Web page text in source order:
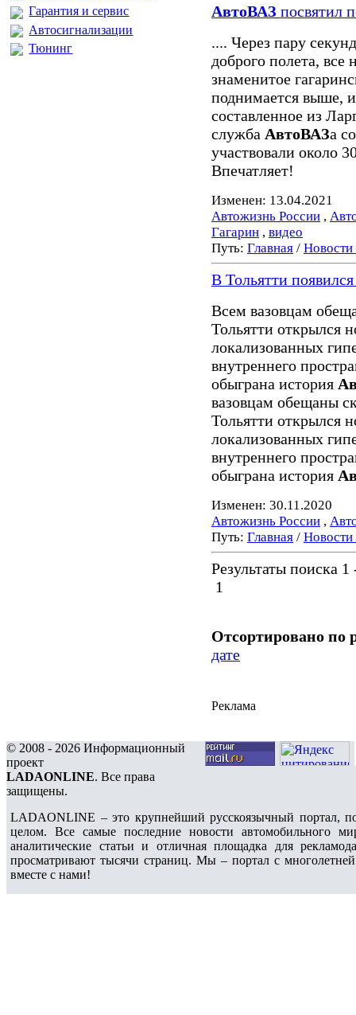
Гарантия и сервис
Автосигнализации
Тюнинг
АвтоВАЗ посвятил
.... Через пару
доброго полета, все
знаменитое
поднимается выше, и
составленное из
служба АвтоВАЗа
участвовали около
Впечатляет!
Изменен: 13.04.2021
Автожизнь России ,
Гагарин , видео
Путь: Главная /
В Тольятти
Всем вазовцам
Тольятти открылся
локализованных
внутреннего
обыграна история
вазовцам обещаны
Тольятти открылся
локализованных
внутреннего
обыграна история
Изменен: 30.11.2020
Автожизнь России ,
Путь: Главная /
Результаты поиска 1
1
Отсортировано по
дате
Реклама
© 2008 - 2026 Информационный
проект
LADAONLINE. Все права
защищены.
LADAONLINE – это крупнейший русскоязычный портал,
целом. Все самые последние новости автомобильного
аналитические статьи и отличная площадка для
просматривают тысячи страниц. Мы – портал с
вместе с нами!